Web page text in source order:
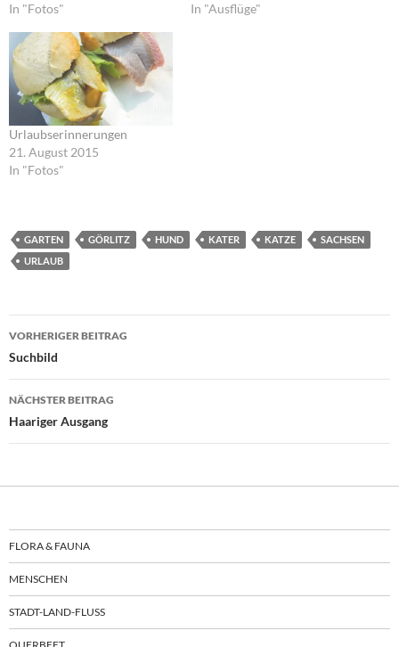
In "Fotos"
In "Ausflüge"
Urlaubserinnerungen
21. August 2015
In "Fotos"
GARTEN GÖRLITZ HUND KATER KATZE
SACHSEN
URLAUB
Beitragsnavigation
VORHERIGER BEITRAG
Suchbild
NÄCHSTER BEITRAG
Haariger Ausgang
FLORA & FAUNA
MENSCHEN
STADT-LAND-FLUSS